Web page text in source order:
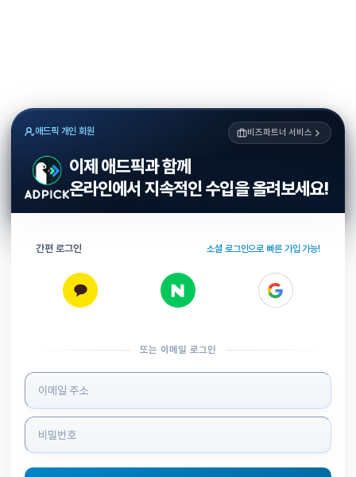
애드픽 개인 회원 비즈파트너 서비스
이제 애드픽과 함께
온라인에서 지속적인 수입을 올려보세요!
간편 로그인 소셜 로그인으로 빠른 가입 가능!
또는 이메일 로그인
로그인 정보 입력